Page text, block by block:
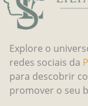
Explore o
redes sociais da
para descobrir
promover o seu